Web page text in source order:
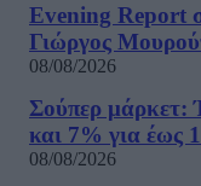
Evening Report
Γιώργος
08/08/2026
Σούπερ μάρκετ:
και 7% για έως
08/08/2026